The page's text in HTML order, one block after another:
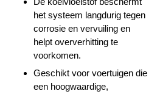
het systeem langdurig tegen
corrosie en vervuiling en
helpt oververhitting te
voorkomen.
Geschikt voor voertuigen die
een hoogwaardige,